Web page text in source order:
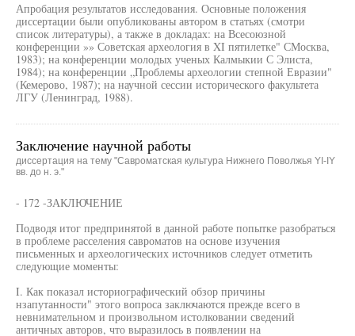
Апробация результатов исследования. Основные положения
диссертации были опубликованы автором в статьях (смотри
список литературы), а также в докладах: на Всесоюзной
конференции »» Советская археология в XI пятилетке" СМосква,
1983); на конференции молодых ученых Калмыкии С Элиста,
1984); на конференции „Проблемы археологии степной Евразии"
(Кемерово, 1987); на научной сессии исторического факультета
ЛГУ (Ленинград, 1988).
Заключение научной работы
диссертация на тему "Савроматская культура Нижнего Поволжья YI-IY
вв. до н. э."
- 172 -ЗАКЛЮЧЕНИЕ
Подводя итог предпринятой в данной работе попытке разобраться
в проблеме расселения савроматов на основе изучения
письменных и археологических источников следует отметить
следующие моменты:
I. Как показал историографический обзор причины
нзапутанности" этого вопроса заключаются прежде всего в
невнимательном и произвольном истолковании сведений
античных авторов, что выразилось в появлении на